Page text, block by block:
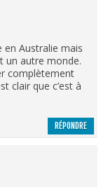
en Australie mais
un autre monde.
complètement
clair que c’est à
RÉPONDRE